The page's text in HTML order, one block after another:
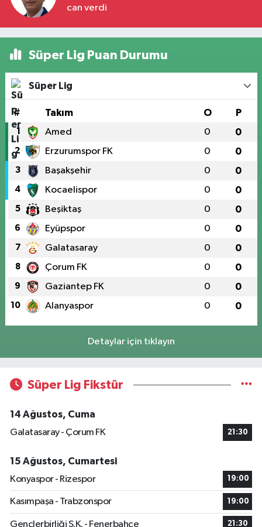
can verdi
Süper Lig Puan Durumu
Süper Lig
# Takım O P
1 Amed 0 0
2 Erzurumspor FK 0 0
3 Başakşehir 0 0
4 Kocaelispor 0 0
5 Beşiktaş 0 0
6 Eyüpspor 0 0
7 Galatasaray 0 0
8 Çorum FK 0 0
9 Gaziantep FK 0 0
10 Alanyaspor 0 0
Detaylar için tıklayın
Süper Lig Fikstür
14 Ağustos, Cuma
Galatasaray - Çorum FK
21:30
15 Ağustos, Cumartesi
Konyaspor - Rizespor
19:00
Kasımpaşa - Trabzonspor 19:00
Gençlerbirliği S.K. - Fenerbahçe 21:30